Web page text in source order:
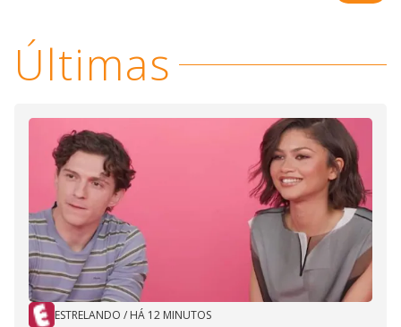
Últimas
ESTRELANDO / HÁ 12 MINUTOS